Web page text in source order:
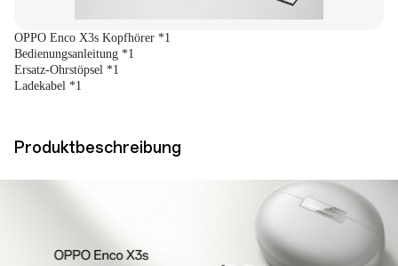
OPPO Enco X3s Kopfhörer *1
Bedienungsanleitung *1
Ersatz-Ohrstöpsel *1
Ladekabel *1
Produktbeschreibung